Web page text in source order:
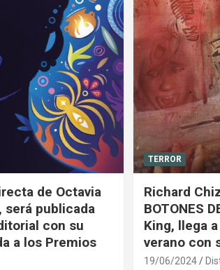
de Octavia
será publicada
con su
a los Premios
TERROR
Richard
BOTONES
King, llega
verano con
19/06/2024